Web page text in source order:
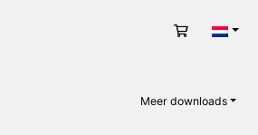
Meer downloads